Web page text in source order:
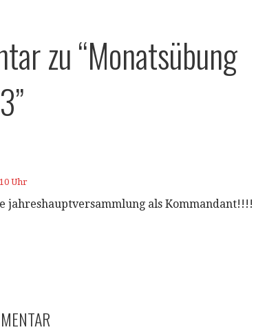
zu“Monatsübung
Uhr
jahreshauptversammlung als Kommandant!!!!